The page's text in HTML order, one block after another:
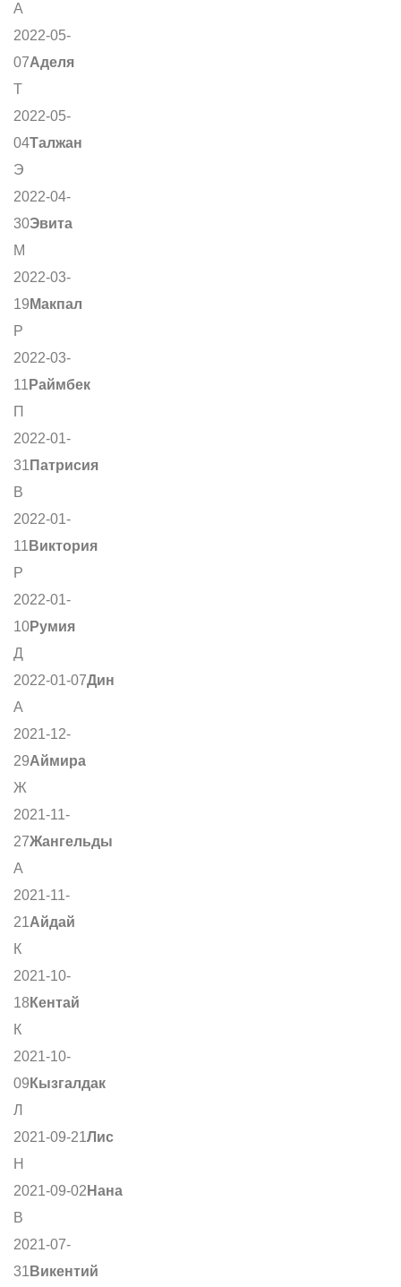
А
2022-05-
07Аделя
Т
2022-05-
04Талжан
Э
2022-04-
30Эвита
М
2022-03-
19 Макпал
Р
2022-03-
11 Раймбек
П
2022-01-
31 Патрисия
В
2022-01-
11 Виктория
Р
2022-01-
10Румия
Д
2022-01-07Дин
А
2021-12-
29Аймира
Ж
2021-11-
27Жангельды
А
2021-11-
21Айдай
К
2021-10-
18 Кентай
К
2021-10-
09 Кызгалдак
Л
2021-09-21Лис
Н
2021-09-02 Нана
В
2021-07-
31 Викентий